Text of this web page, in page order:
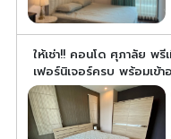
ให้เช่า!! คอนโด ศุภาลัย พ
เฟอร์นิเจอร์ครบ พร้อมเข้